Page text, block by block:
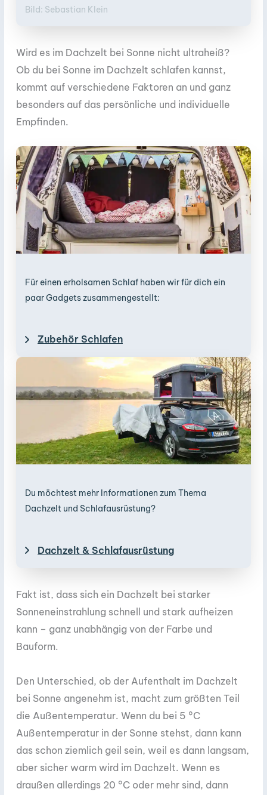
Bild: Sebastian Klein
Wird es im Dachzelt bei Sonne nicht ultraheiß?
Ob du bei Sonne im Dachzelt schlafen kannst,
kommt auf verschiedene Faktoren an und ganz
besonders auf das persönliche und individuelle
Empfinden.
Für einen erholsamen Schlaf haben wir für dich ein
paar Gadgets zusammengestellt:
Zubehör Schlafen
Du möchtest mehr Informationen zum Thema
Dachzelt und Schlafausrüstung?
Dachzelt & Schlafausrüstung
Fakt ist, dass sich ein Dachzelt bei starker
Sonneneinstrahlung schnell und stark aufheizen
kann – ganz unabhängig von der Farbe und
Bauform.
Den Unterschied, ob der Aufenthalt im Dachzelt
bei Sonne angenehm ist, macht zum größten Teil
die Außentemperatur. Wenn du bei 5 °C
Außentemperatur in der Sonne stehst, dann kann
das schon ziemlich geil sein, weil es dann langsam,
aber sicher warm wird im Dachzelt. Wenn es
draußen allerdings 20 °C oder mehr sind, dann